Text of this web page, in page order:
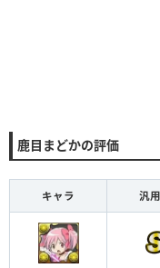
鹿目まどかの評価
キャラ 汎